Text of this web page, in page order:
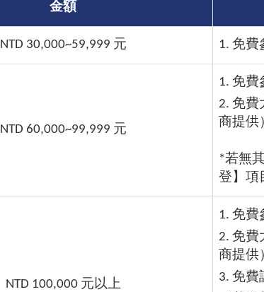
金額
NTD 30,000~59,999 元 1. 免費
NTD 60,000~99,999 元
1. 免費
2. 免費
商提供
*若無
登】項
NTD 100,000 元以上
1. 免費
2. 免費
商提供
3. 免費